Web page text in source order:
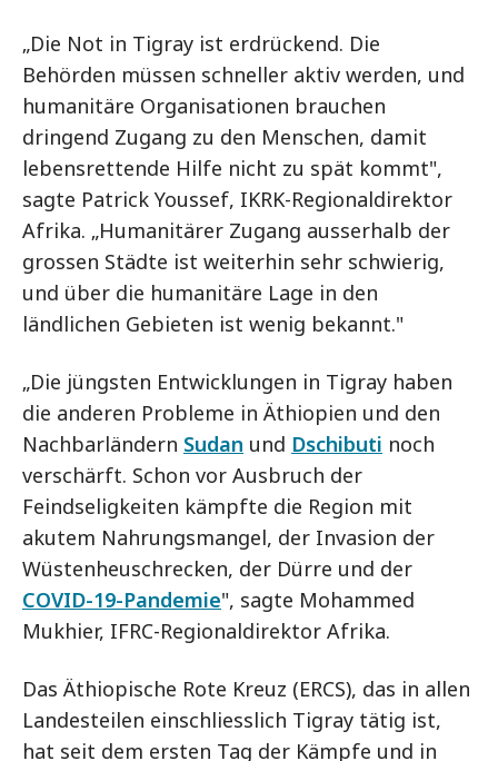
„Die Not in Tigray ist erdrückend. Die
Behörden müssen schneller aktiv werden, und
humanitäre Organisationen brauchen
dringend Zugang zu den Menschen, damit
lebensrettende Hilfe nicht zu spät kommt",
sagte Patrick Youssef, IKRK-Regionaldirektor
Afrika. „Humanitärer Zugang ausserhalb der
grossen Städte ist weiterhin sehr schwierig,
und über die humanitäre Lage in den
ländlichen Gebieten ist wenig bekannt."
„Die jüngsten Entwicklungen in Tigray haben
die anderen Probleme in Äthiopien und den
Nachbarländern Sudan und Dschibuti noch
verschärft. Schon vor Ausbruch der
Feindseligkeiten kämpfte die Region mit
akutem Nahrungsmangel, der Invasion der
Wüstenheuschrecken, der Dürre und der
COVID-19-Pandemie", sagte Mohammed
Mukhier, IFRC-Regionaldirektor Afrika.
Das Äthiopische Rote Kreuz (ERCS), das in allen
Landesteilen einschliesslich Tigray tätig ist,
hat seit dem ersten Tag der Kämpfe und in